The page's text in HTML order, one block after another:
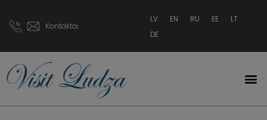
Kontaktai
LV EN RU EE
LT
DE